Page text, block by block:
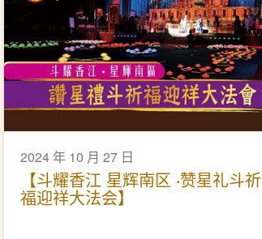
2024 年 10 月 27 日
【斗耀香江 星辉南区 ‧赞星礼斗祈
福迎祥大法会】